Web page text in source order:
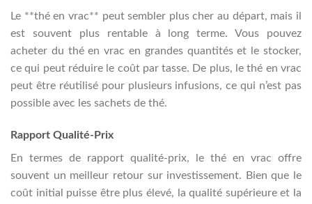
Le **thé en vrac** peut sembler plus cher au départ, mais il
est souvent plus rentable à long terme. Vous pouvez
acheter du thé en vrac en grandes quantités et le stocker,
ce qui peut réduire le coût par tasse. De plus, le thé en vrac
peut être réutilisé pour plusieurs infusions, ce qui n’est pas
possible avec les sachets de thé.
Rapport Qualité-Prix
En termes de rapport qualité-prix, le thé en vrac offre
souvent un meilleur retour sur investissement. Bien que le
coût initial puisse être plus élevé, la qualité supérieure et la